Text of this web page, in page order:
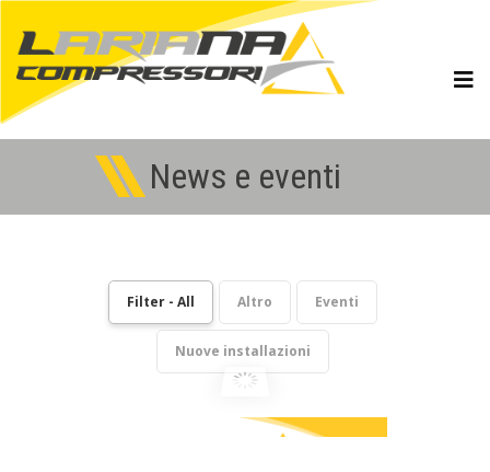
News e eventi
Filter - All Altro Eventi
Nuove installazioni